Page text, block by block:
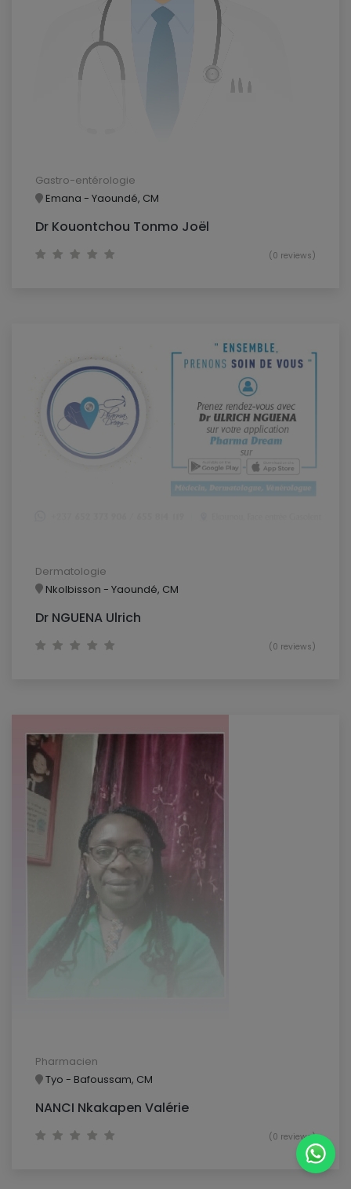
Gastro-entérologie
Emana - Yaoundé, CM
Dr Kouontchou Tonmo Joël
(0 reviews)
Dermatologie
Nkolbisson - Yaoundé, CM
Dr NGUENA Ulrich
(0 reviews)
Pharmacien
Tyo - Bafoussam, CM
NANCI Nkakapen Valérie
(0 reviews)